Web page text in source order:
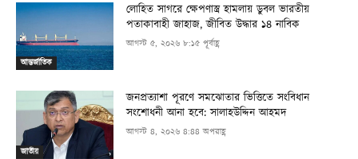
আন্তর্জাতিক
লোহিত সাগরে ক্ষেপণাস্ত্র হামলায় ডুবল ভারতীয়
পতাকাবাহী জাহাজ, জীবিত উদ্ধার ১৪ নাবিক
আগস্ট ৫, ২০২৬ ৮:১৫ পূর্বাহ্ণ
জাতীয়
জনপ্রত্যাশা পূরণে সমঝোতার ভিত্তিতে সংবিধান
সংশোধনী আনা হবে: সালাহউদ্দিন আহমদ
আগস্ট ৪, ২০২৬ ৪:৪৪ অপরাহ্ণ